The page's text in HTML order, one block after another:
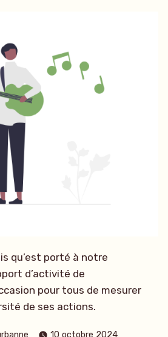
qu’est porté à notre
d’activité de
pour tous de mesurer
de ses actions.
10 octobre 2024